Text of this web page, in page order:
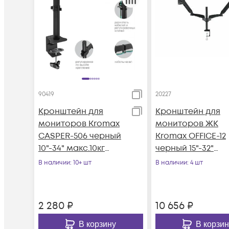
90419
Кронштейн для
мониторов Kromax
CASPER-506 черный
10"-34" макс.10кг
настольный
В наличии: 10+ шт
2 280 ₽
В корзину
20227
Кронштейн для
мониторов ЖК
Kromax OFFICE-12
черный 15"-32"
макс.12кг
В наличии: 4 шт
10 656₽
В